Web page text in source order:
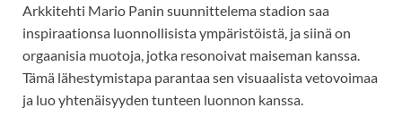
Arkkitehti Mario Panin suunnittelema stadion saa
inspiraationsa luonnollisista ympäristöistä, ja siinä on
orgaanisia muotoja, jotka resonoivat maiseman kanssa.
Tämä lähestymistapa parantaa sen visuaalista vetovoimaa
ja luo yhtenäisyyden tunteen luonnon kanssa.